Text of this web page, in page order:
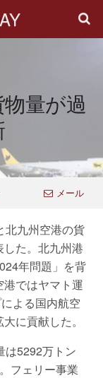
量が過
メール
北九州空港の貨
た。北九州港
年問題」を背
ではヤマト運
よる国内航空
に貢献した。
は5292万トン
フェリー事業